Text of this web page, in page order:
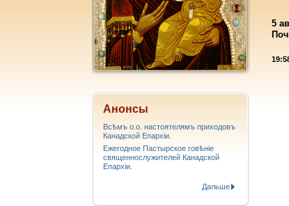
5
Анонсы
Всѣмъ о.о. настоятелямъ приходовъ
Канадской Епархiи.
Ежегодное Пастырское говѣніе
священнослужителей Канадской
Епархіи.
Дальше